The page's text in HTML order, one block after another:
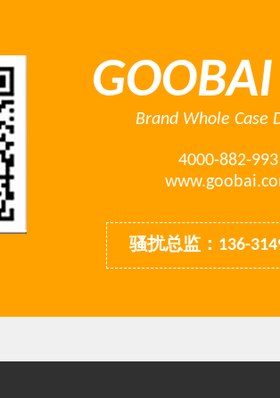
Brand Whole Case
4000-882-993
骚扰总监：136-